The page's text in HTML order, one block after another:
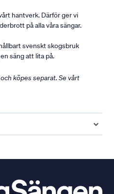
hantverk. Därför ger vi
på alla våra sängar.
svenskt skogsbruk
säng att lita på.
köpes separat. Se vårt